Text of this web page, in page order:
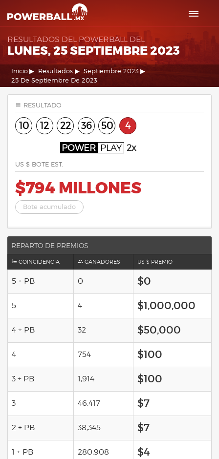
RESULTADOS DEL POWERBALL DEL
LUNES, 25 SEPTIEMBRE 2023
Inicio Resultados
Septiembre 2023
25 De Septiembre De 2023
RESULTADO
10 12 22 36 50 4
POWER PLAY 2x
US $ BOTE EST.
$794 MILLONES
Bote acumulado
REPARTO DE PREMIOS
COINCIDENCIA GANADORES US $ PREMIO
5 + PB 0 $0
5 4 $1,000,000
4 + PB 32 $50,000
4 754 $100
3 + PB 1,914 $100
3 46,417 $7
2 + PB 38,345 $7
1 + PB 280,908 $4